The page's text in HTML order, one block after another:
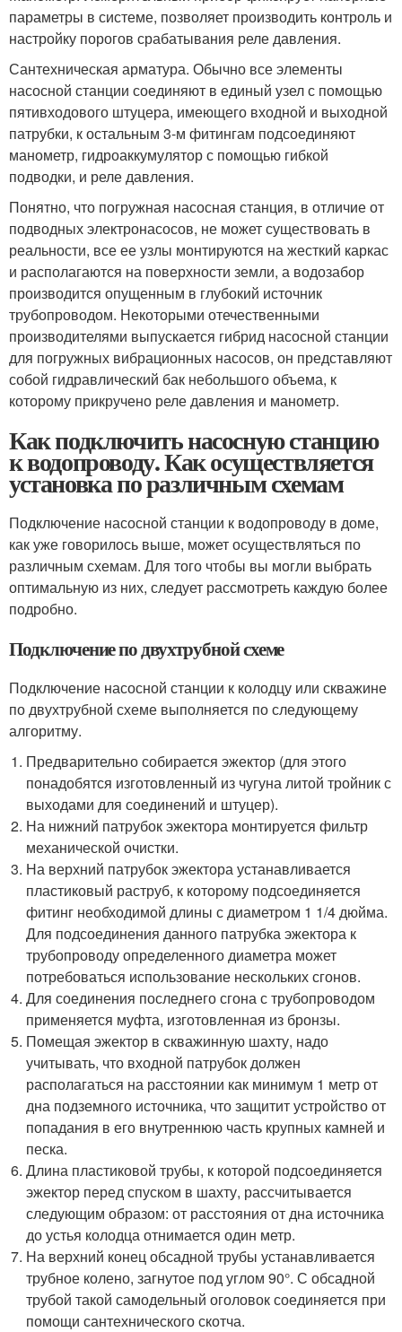
параметры в системе, позволяет производить контроль и
настройку порогов срабатывания реле давления.
Сантехническая арматура. Обычно все элементы
насосной станции соединяют в единый узел с помощью
пятивходового штуцера, имеющего входной и выходной
патрубки, к остальным 3-м фитингам подсоединяют
манометр, гидроаккумулятор с помощью гибкой
подводки, и реле давления.
Понятно, что погружная насосная станция, в отличие от
подводных электронасосов, не может существовать в
реальности, все ее узлы монтируются на жесткий каркас
и располагаются на поверхности земли, а водозабор
производится опущенным в глубокий источник
трубопроводом. Некоторыми отечественными
производителями выпускается гибрид насосной станции
для погружных вибрационных насосов, он представляют
собой гидравлический бак небольшого объема, к
которому прикручено реле давления и манометр.
Как подключить насосную станцию
к водопроводу. Как осуществляется
установка по различным схемам
Подключение насосной станции к водопроводу в доме,
как уже говорилось выше, может осуществляться по
различным схемам. Для того чтобы вы могли выбрать
оптимальную из них, следует рассмотреть каждую более
подробно.
Подключение по двухтрубной схеме
Подключение насосной станции к колодцу или скважине
по двухтрубной схеме выполняется по следующему
алгоритму.
Предварительно собирается эжектор (для этого
понадобятся изготовленный из чугуна литой тройник с
выходами для соединений и штуцер).
На нижний патрубок эжектора монтируется фильтр
механической очистки.
На верхний патрубок эжектора устанавливается
пластиковый раструб, к которому подсоединяется
фитинг необходимой длины с диаметром 1 1/4 дюйма.
Для подсоединения данного патрубка эжектора к
трубопроводу определенного диаметра может
потребоваться использование нескольких сгонов.
Для соединения последнего сгона с трубопроводом
применяется муфта, изготовленная из бронзы.
Помещая эжектор в скважинную шахту, надо
учитывать, что входной патрубок должен
располагаться на расстоянии как минимум 1 метр от
дна подземного источника, что защитит устройство от
попадания в его внутреннюю часть крупных камней и
песка.
Длина пластиковой трубы, к которой подсоединяется
эжектор перед спуском в шахту, рассчитывается
следующим образом: от расстояния от дна источника
до устья колодца отнимается один метр.
На верхний конец обсадной трубы устанавливается
трубное колено, загнутое под углом 90°. С обсадной
трубой такой самодельный оголовок соединяется при
помощи сантехнического скотча.